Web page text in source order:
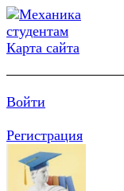
Карта сайта
Войти
Регистрация